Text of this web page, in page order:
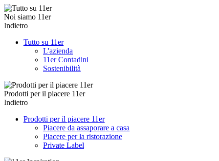
Noi siamo 11er
Indietro
Tutto su 11er
L'azienda
11er Contadini
Sostenibilità
Prodotti per il piacere 11er
Indietro
Prodotti per il piacere 11er
Piacere da assaporare a casa
Piacere per la ristorazione
Private Label